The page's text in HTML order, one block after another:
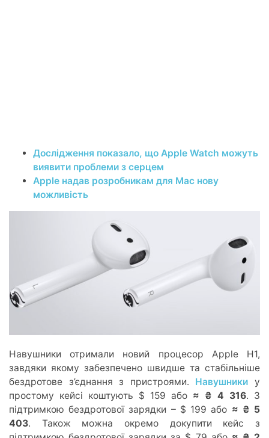
Дослідження показало, що Apple Watch можуть
виявити проблеми з серцем
Apple надав розробникам для Mac нову
можливість
Навушники отримали новий процесор Apple H1,
завдяки якому забезпечено швидше та стабільніше
бездротове з’єднання з пристроями. Навушники у
простому кейсі коштують $ 159 або ≈ ₴ 4 316. З
підтримкою бездротової зарядки – $ 199 або ≈ ₴ 5
403. Також можна окремо докупити кейс з